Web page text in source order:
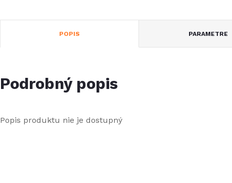
POPIS PARAMETRE
Podrobný popis
Popis produktu nie je dostupný